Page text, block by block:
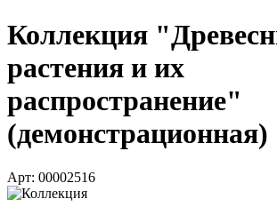
Коллекция
растения и их
распространение"
(демонстрационная)
Арт: 00002516